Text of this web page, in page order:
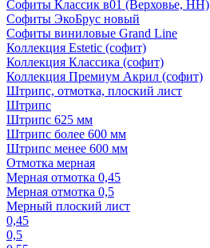
Софиты Классик в01 (Верховье, НН)
Софиты ЭкоБрус новый
Софиты виниловые Grand Line
Коллекция Estetic (софит)
Коллекция Классика (софит)
Коллекция Премиум Акрил (софит)
Штрипс, отмотка, плоский лист
Штрипс
Штрипс 625 мм
Штрипс более 600 мм
Штрипс менее 600 мм
Отмотка мерная
Мерная отмотка 0,45
Мерная отмотка 0,5
Мерный плоский лист
0,45
0,5